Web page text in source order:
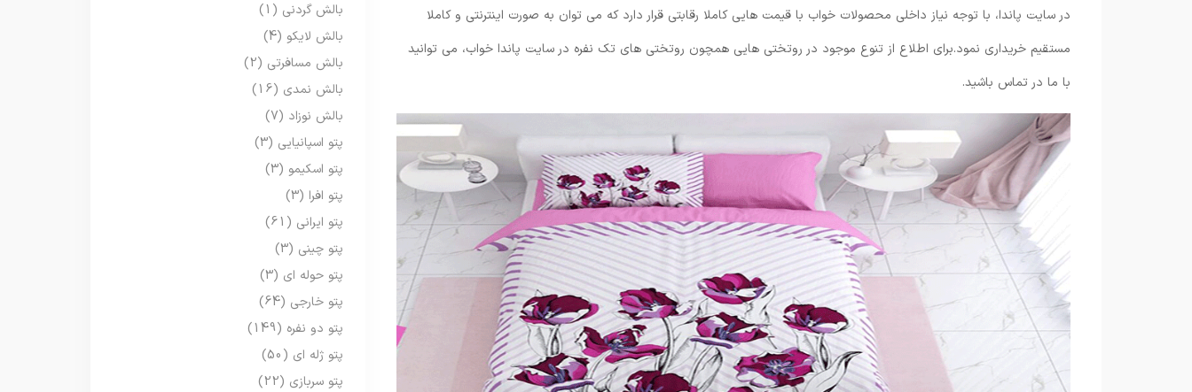
در سایت پاندا، با توجه نیاز داخلی محصولات خواب با قیمت هایی کاملا رقابتی قرار دارد که می توان به صورت اینترنتی و کاملا
مستقیم خریداری نمود.برای اطلاع از تنوع موجود در روتختی هایی همچون روتختی های تک نفره در سایت پاندا خواب، می توانید
با ما در تماس باشید.
بالش گردنی (1)
بالش لایکو (4)
بالش مسافرتی (2)
بالش نمدی (16)
بالش نوزاد (7)
پتو اسپانیایی (3)
پتو اسکیمو (3)
پتو افرا (3)
پتو ایرانی (61)
پتو چینی (3)
پتو حوله ای (3)
پتو خارجی (64)
پتو دو نفره (149)
پتو ژله ای (50)
پتو سربازی (22)